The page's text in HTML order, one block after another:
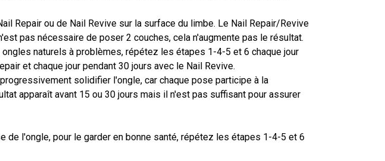
Repair ou de Nail Revive sur la surface du limbe. Le Nail Repair/Revive
pas nécessaire de poser 2 couches, cela n'augmente pas le résultat.
naturels à problèmes, répétez les étapes 1-4-5 et 6 chaque jour
et chaque jour pendant 30 jours avec le Nail Revive.
solidifier l'ongle, car chaque pose participe à la
apparaît avant 15 ou 30 jours mais il n'est pas suffisant pour assurer
de l'ongle, pour le garder en bonne santé, répétez les étapes 1-4-5 et 6